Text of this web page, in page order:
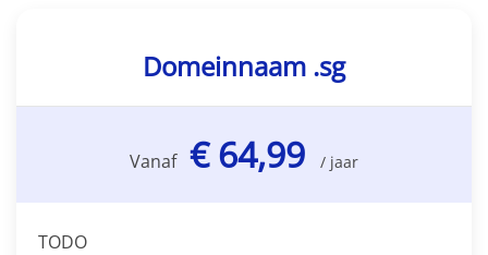
Domeinnaam .sg
Vanaf € 64,99 / jaar
TODO